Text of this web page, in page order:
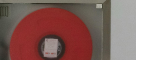
Contacte
Afilia’t